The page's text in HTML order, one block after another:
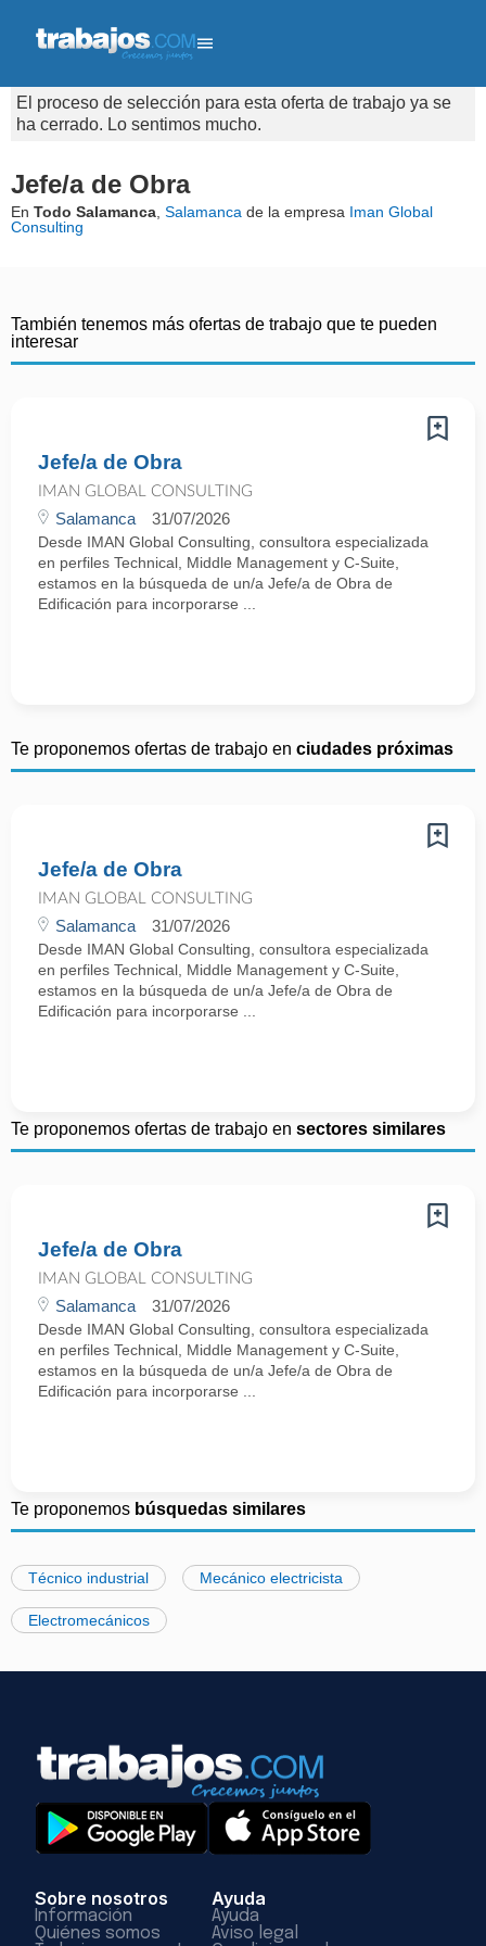
El proceso de selección para esta oferta de trabajo ya se
ha cerrado. Lo sentimos mucho.
Jefe/a de Obra
En Todo Salamanca Salamanca de la empresa Iman Global
Consulting
También tenemos más ofertas de trabajo que te pueden
interesar
Jefe/a de Obra
IMAN GLOBAL CONSULTING
Salamanca 31/07/2026
Desde IMAN Global Consulting, consultora especializada
en perfiles Technical, Middle Management y C-Suite,
estamos en la búsqueda de un/a Jefe/a de Obra de
Edificación para incorporarse ...
Te proponemos ofertas de trabajo en ciudades próximas
Jefe/a de Obra
IMAN GLOBAL CONSULTING
Salamanca 31/07/2026
Desde IMAN Global Consulting, consultora especializada
en perfiles Technical, Middle Management y C-Suite,
estamos en la búsqueda de un/a Jefe/a de Obra de
Edificación para incorporarse ...
Te proponemos ofertas de trabajo en sectores similares
Jefe/a de Obra
IMAN GLOBAL CONSULTING
Salamanca 31/07/2026
Desde IMAN Global Consulting, consultora especializada
en perfiles Technical, Middle Management y C-Suite,
estamos en la búsqueda de un/a Jefe/a de Obra de
Edificación para incorporarse ...
Te proponemos búsquedas similares
Técnico industrial Mecánico electricista
Electromecánicos
Sobre nosotros
Información
Quiénes somos
Ayuda
Ayuda
Aviso legal